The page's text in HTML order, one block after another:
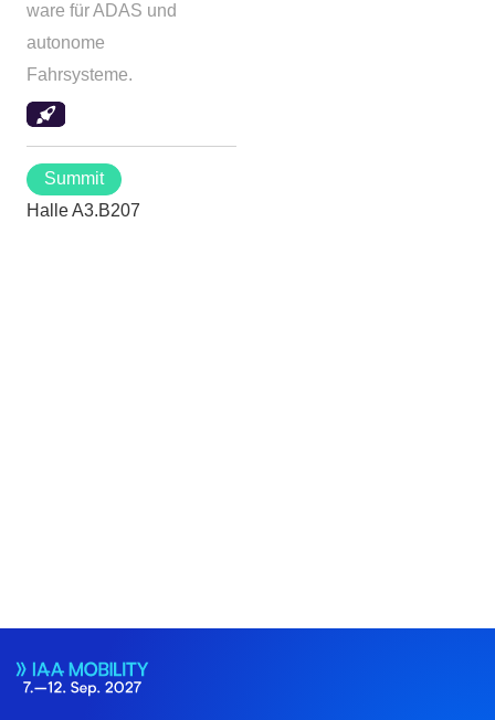
ware für ADAS und
autonome
Fahrsysteme.
Summit
Halle A3.B207